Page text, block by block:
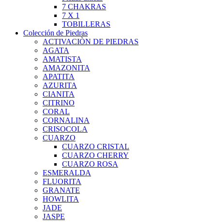
7 CHAKRAS
7 X 1
TOBILLERAS
Colección de Piedras
ACTIVACIÒN DE PIEDRAS
AGATA
AMATISTA
AMAZONITA
APATITA
AZURITA
CIANITA
CITRINO
CORAL
CORNALINA
CRISOCOLA
CUARZO
CUARZO CRISTAL
CUARZO CHERRY
CUARZO ROSA
ESMERALDA
FLUORITA
GRANATE
HOWLITA
JADE
JASPE